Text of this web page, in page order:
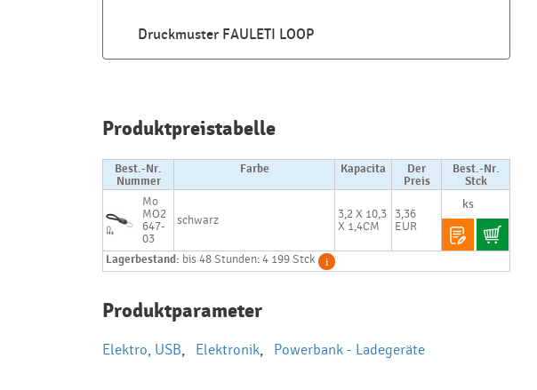
Druckmuster FAULETI LOOP
nákupe
predmetov
Ako realizujete
premedy?
Ako si vybrať
správny
predmet?
Produktpreistabelle
Best.-Nr.
Nummer
Farbe Kapacita
Der
Preis
Best.-Nr.
Stck
Mo
MO2
647-
03
schwarz
3,2 X 10,3
X 1,4CM
3,36
EUR
Lagerbestand: bis 48 Stunden: 4 199 Stck
Produktparameter
Elektro, USB, Elektronik, Powerbank - Ladegeräte